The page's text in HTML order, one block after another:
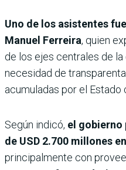
Uno de los asistentes
Manuel Ferreira, quien
de los ejes centrales de
necesidad de
acumuladas por el
Según indicó, el gobierno
de USD 2.700 millones
principalmente con